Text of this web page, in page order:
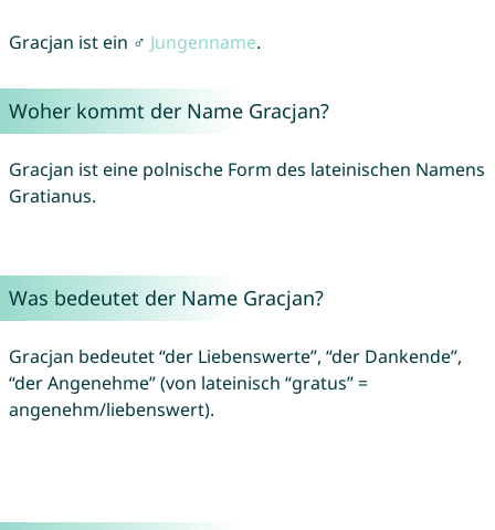
Gracjan ist ein ♂ Jungenname.
Woher kommt der Name Gracjan?
Gracjan ist eine polnische Form des lateinischen Namens
Gratianus.
Was bedeutet der Name Gracjan?
Gracjan bedeutet “der Liebenswerte”, “der Dankende”,
“der Angenehme” (von lateinisch “gratus” =
angenehm/liebenswert).